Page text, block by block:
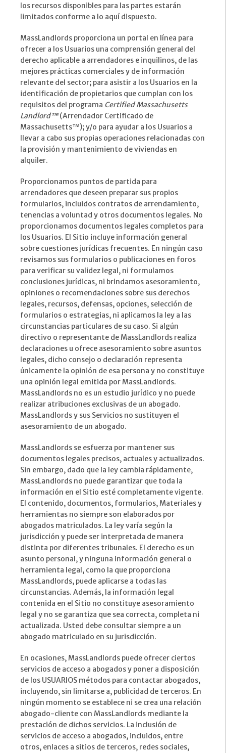
los recursos disponibles para las partes estarán
limitados conforme a lo aquí dispuesto.
MassLandlords proporciona un portal en línea para
ofrecer a los Usuarios una comprensión general del
derecho aplicable a arrendadores e inquilinos, de las
mejores prácticas comerciales y de información
relevante del sector; para asistir a los Usuarios en la
identificación de propietarios que cumplan con los
requisitos del programa Certified Massachusetts
Landlord™(Arrendador Certificado de
Massachusetts™); y/o para ayudar a los Usuarios a
llevar a cabo sus propias operaciones relacionadas con
la provisión y mantenimiento de viviendas en
alquiler.
Proporcionamos puntos de partida para
arrendadores que deseen preparar sus propios
formularios, incluidos contratos de arrendamiento,
tenencias a voluntad y otros documentos legales. No
proporcionamos documentos legales completos para
los Usuarios. El Sitio incluye información general
sobre cuestiones jurídicas frecuentes. En ningún caso
revisamos sus formularios o publicaciones en foros
para verificar su validez legal, ni formulamos
conclusiones jurídicas, ni brindamos asesoramiento,
opiniones o recomendaciones sobre sus derechos
legales, recursos, defensas, opciones, selección de
formularios o estrategias, ni aplicamos la ley a las
circunstancias particulares de su caso. Si algún
directivo o representante de MassLandlords realiza
declaraciones u ofrece asesoramiento sobre asuntos
legales, dicho consejo o declaración representa
únicamente la opinión de esa persona y no constituye
una opinión legal emitida por MassLandlords.
MassLandlords no es un estudio jurídico y no puede
realizar atribuciones exclusivas de un abogado.
MassLandlords y sus Servicios no sustituyen el
asesoramiento de un abogado.
MassLandlords se esfuerza por mantener sus
documentos legales precisos, actuales y actualizados.
Sin embargo, dado que la ley cambia rápidamente,
MassLandlords no puede garantizar que toda la
información en el Sitio esté completamente vigente.
El contenido, documentos, formularios, Materiales y
herramientas no siempre son elaborados por
abogados matriculados. La ley varía según la
jurisdicción y puede ser interpretada de manera
distinta por diferentes tribunales. El derecho es un
asunto personal, y ninguna información general o
herramienta legal, como la que proporciona
MassLandlords, puede aplicarse a todas las
circunstancias. Además, la información legal
contenida en el Sitio no constituye asesoramiento
legal y no se garantiza que sea correcta, completa ni
actualizada. Usted debe consultar siempre a un
abogado matriculado en su jurisdicción.
En ocasiones, MassLandlords puede ofrecer ciertos
servicios de acceso a abogados y poner a disposición
de los USUARIOS métodos para contactar abogados,
incluyendo, sin limitarse a, publicidad de terceros. En
ningún momento se establece ni se crea una relación
abogado-cliente con MassLandlords mediante la
prestación de dichos servicios. La inclusión de
servicios de acceso a abogados, incluidos, entre
otros, enlaces a sitios de terceros, redes sociales,